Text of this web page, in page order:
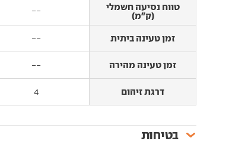
טווח נסיעה חשמלי
(ק"מ)
זמן טעינה ביתית
זמן טעינה מהירה
דרגת זיהום
טווח נסיעה חשמלי
(ק"מ) --
זמן טעינה ביתית --
זמן טעינה מהירה --
דרגת זיהום 4
בטיחות